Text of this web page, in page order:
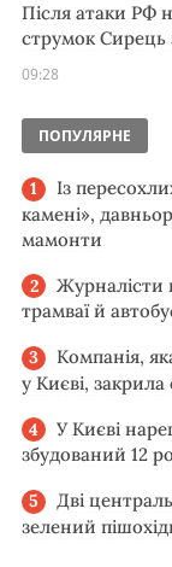
Після атаки РФ
струмок Сирець
09:28
ПОПУЛЯРНЕ
Із
камені»,
мамонти
Журналісти
трамваї й
Компанія,
у Києві, закрила
У Києві
збудований 12
Дві
зелений